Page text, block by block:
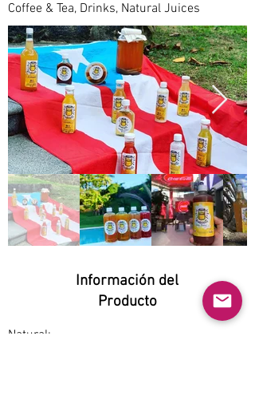
Coffee & Tea, Drinks, Natural Juices
Información del
Producto
Natural: